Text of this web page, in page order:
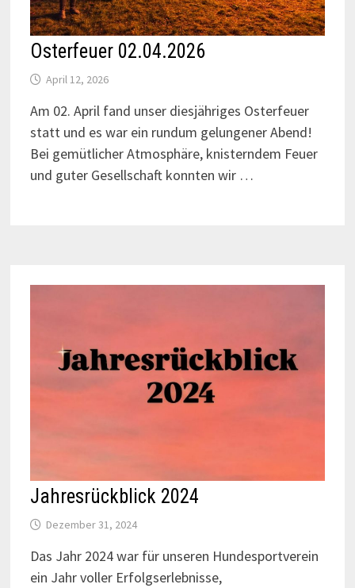
Osterfeuer 02.04.2026
April 12, 2026
Am 02. April fand unser diesjähriges Osterfeuer
statt und es war ein rundum gelungener Abend!
Bei gemütlicher Atmosphäre, knisterndem Feuer
und guter Gesellschaft konnten wir …
Jahresrückblick 2024
Dezember 31, 2024
Das Jahr 2024 war für unseren Hundesportverein
ein Jahr voller Erfolgserlebnisse,